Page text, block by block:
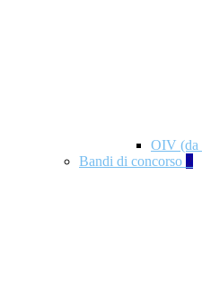
OIV (da
Bandi di concorso 2